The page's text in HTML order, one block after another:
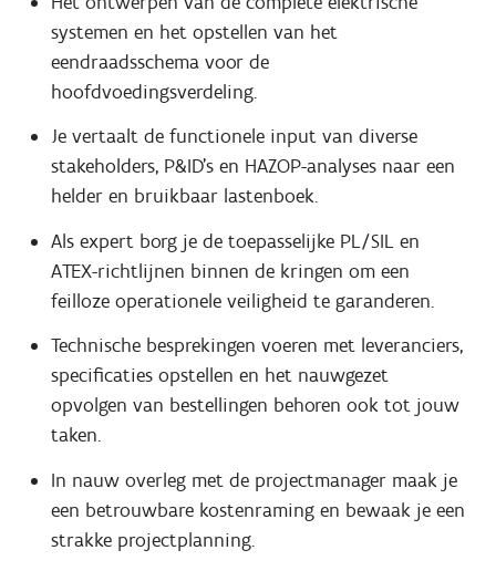
systemen en het opstellen van het
eendraadsschema voor de
hoofdvoedingsverdeling.
Je vertaalt de functionele input van diverse
stakeholders, P&ID's en HAZOP-analyses naar een
helder en bruikbaar lastenboek.
Als expert borg je de toepasselijke PL/SIL en
ATEX-richtlijnen binnen de kringen om een
feilloze operationele veiligheid te garanderen.
Technische besprekingen voeren met leveranciers,
specificaties opstellen en het nauwgezet
opvolgen van bestellingen behoren ook tot jouw
taken.
In nauw overleg met de projectmanager maak je
een betrouwbare kostenraming en bewaak je een
strakke projectplanning.